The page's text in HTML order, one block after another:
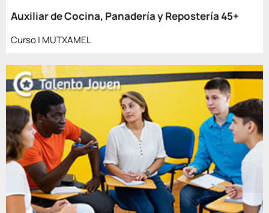
Auxiliar de Cocina, Panadería y Repostería 45+
Curso | MUTXAMEL